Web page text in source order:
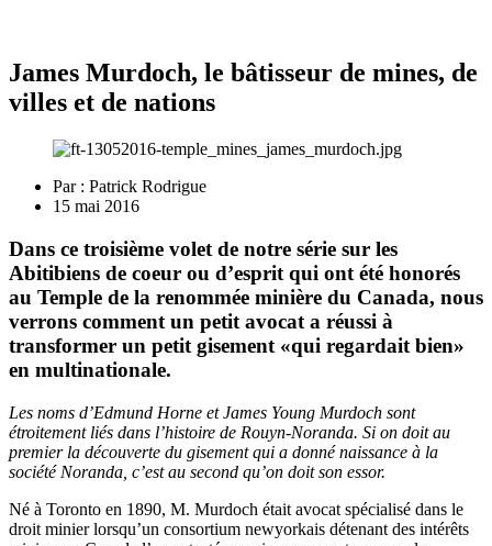
James Murdoch, le bâtisseur de mines, de
villes et de nations
Par : Patrick Rodrigue
15 mai 2016
Dans ce troisième volet de notre série sur les
Abitibiens de coeur ou d’esprit qui ont été honorés
au Temple de la renommée minière du Canada, nous
verrons comment un petit avocat a réussi à
transformer un petit gisement «qui regardait bien»
en multinationale.
Les noms d’Edmund Horne et James Young Murdoch sont
étroitement liés dans l’histoire de Rouyn-Noranda. Si on doit au
premier la découverte du gisement qui a donné naissance à la
société Noranda, c’est au second qu’on doit son essor.
Né à Toronto en 1890, M. Murdoch était avocat spécialisé dans le
droit minier lorsqu’un consortium newyorkais détenant des intérêts